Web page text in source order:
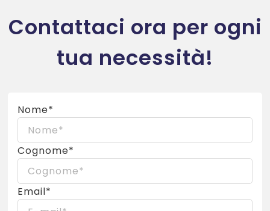
Contattaci ora per ogni
tua necessità!
Nome*
Cognome*
Email*